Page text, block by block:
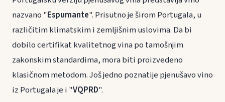
nazvano "Espumante". Prisutno je širom Portugala, u
različitim klimatskim i zemljišnim uslovima. Da bi
dobilo certifikat kvalitetnog vina po tamošnjim
zakonskim standardima, mora biti proizvedeno
klasičnom metodom. Još jedno poznatije pjenušavo vino
iz Portugala je i "VQPRD".